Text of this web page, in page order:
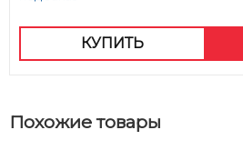
КУПИТЬ
Похожие товары